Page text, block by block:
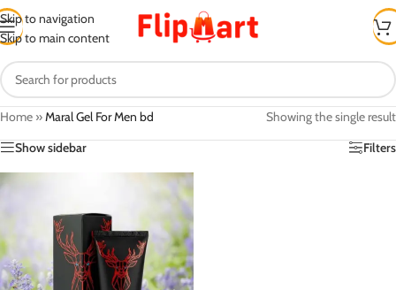
Skip to navigation
Skip to main content
Home »Maral Gel For Men bd
Showing the single result
Show sidebar
Filters